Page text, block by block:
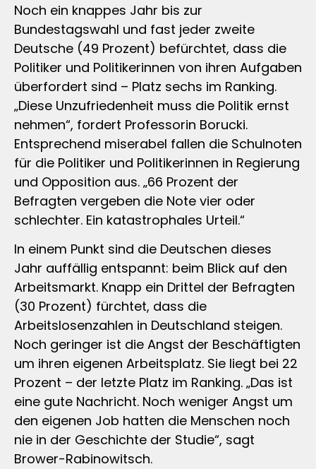
Noch ein knappes Jahr bis zur
Bundestagswahl und fast jeder zweite
Deutsche (49 Prozent) befürchtet, dass die
Politiker und Politikerinnen von ihren Aufgaben
überfordert sind – Platz sechs im Ranking.
„Diese Unzufriedenheit muss die Politik ernst
nehmen“, fordert Professorin Borucki.
Entsprechend miserabel fallen die Schulnoten
für die Politiker und Politikerinnen in Regierung
und Opposition aus. „66 Prozent der
Befragten vergeben die Note vier oder
schlechter. Ein katastrophales Urteil.“
In einem Punkt sind die Deutschen dieses
Jahr auffällig entspannt: beim Blick auf den
Arbeitsmarkt. Knapp ein Drittel der Befragten
(30 Prozent) fürchtet, dass die
Arbeitslosenzahlen in Deutschland steigen.
Noch geringer ist die Angst der Beschäftigten
um ihren eigenen Arbeitsplatz. Sie liegt bei 22
Prozent – der letzte Platz im Ranking. „Das ist
eine gute Nachricht. Noch weniger Angst um
den eigenen Job hatten die Menschen noch
nie in der Geschichte der Studie“, sagt
Brower-Rabinowitsch.